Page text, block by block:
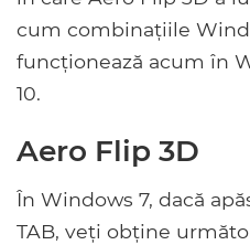
cum combinațiile
funcționează acum în
10.
Aero Flip 3D
În Windows 7, dacă
TAB, veți obține